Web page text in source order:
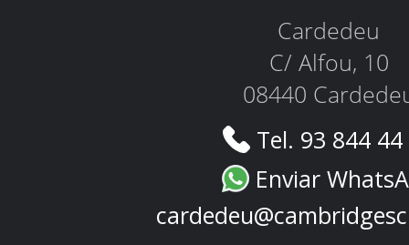
Cardedeu
C/ Alfou, 10
08440
Tel. 93 844
Enviar